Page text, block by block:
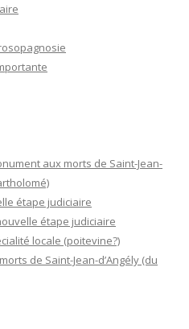
aux morts de Saint-Jean-
étape judiciaire
étape judiciaire
locale (poitevine?)
de Saint-Jean-d’Angély (du